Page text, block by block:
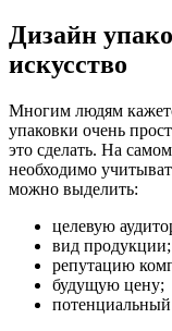
Дизайн
искусство
Многим людям
упаковки очень
это сделать. На
необходимо
можно выделить:
целевую
вид продукции;
репутацию
будущую цену;